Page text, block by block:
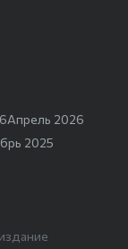
Апрель 2026
2025